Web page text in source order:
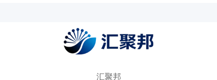
汇聚邦